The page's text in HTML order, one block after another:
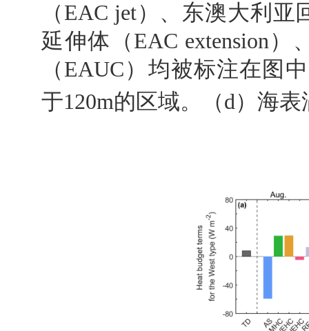
（ EAC jet）、东澳大利亚
延伸体（ EAC extension）
（ EAUC ）均被标注在图
于120m的区域。（d ）海